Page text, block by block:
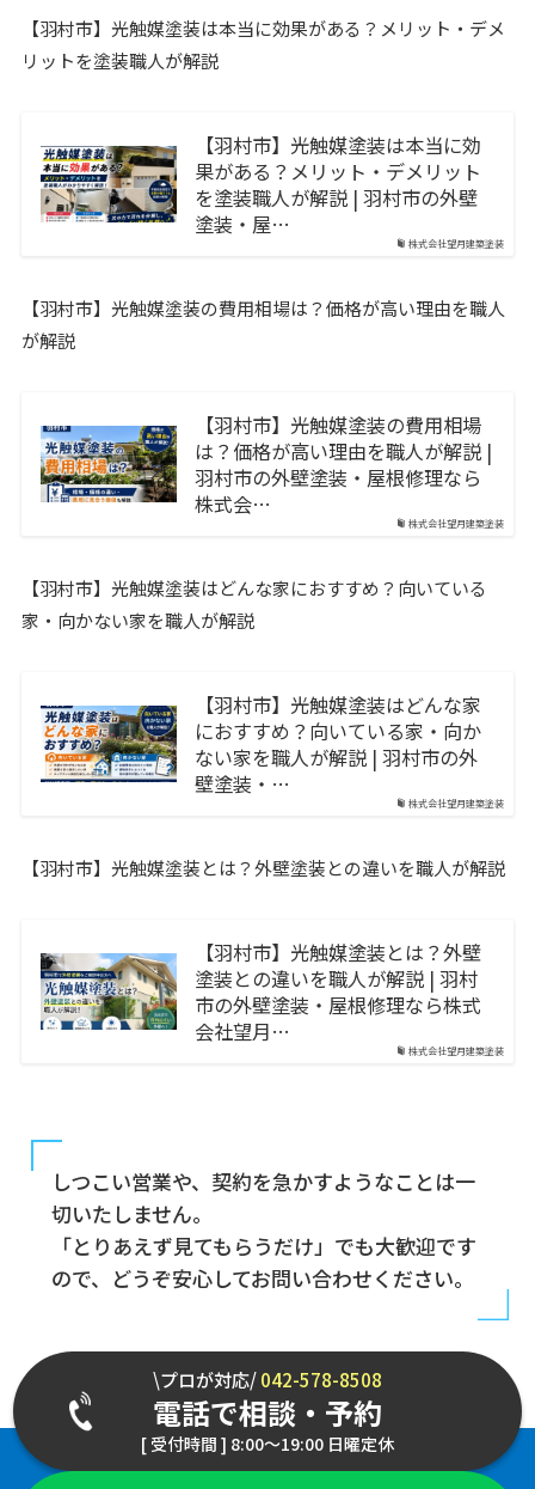
【羽村市】光触媒塗装は本当に効果がある？メリット・デメ
リットを塗装職人が解説
株式会社望月建築塗装
【羽村市】光触媒塗装は本当に効
果がある？メリット・デメリット
を塗装職人が解説 | 羽村市の外壁
塗装・屋…
【羽村市】光触媒塗装の費用相場は？価格が高い理由を職人
が解説
株式会社望月建築塗装
【羽村市】光触媒塗装の費用相場
は？価格が高い理由を職人が解説 |
羽村市の外壁塗装・屋根修理なら
株式会…
【羽村市】光触媒塗装はどんな家におすすめ？向いている
家・向かない家を職人が解説
株式会社望月建築塗装
【羽村市】光触媒塗装はどんな家
におすすめ？向いている家・向か
ない家を職人が解説 | 羽村市の外
壁塗装・…
【羽村市】光触媒塗装とは？外壁塗装との違いを職人が解説
株式会社望月建築塗装
【羽村市】光触媒塗装とは？外壁
塗装との違いを職人が解説 | 羽村
市の外壁塗装・屋根修理なら株式
会社望月…
しつこい営業や、契約を急かすようなことは一
切いたしません。
「とりあえず見てもらうだけ」でも大歓迎です
ので、どうぞ安心してお問い合わせください。
\プロが対応/042-578-8508
電話で相談・予約
[ 受付時間 ] 8:00～19:00 日曜定休